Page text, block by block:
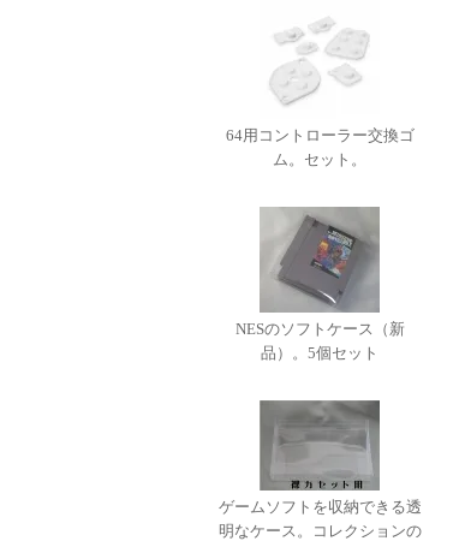
64用コントローラー交換ゴ
ム。セット。
NESのソフトケース（新
品）。5個セット
ゲームソフトを収納できる透
明なケース。コレクションの